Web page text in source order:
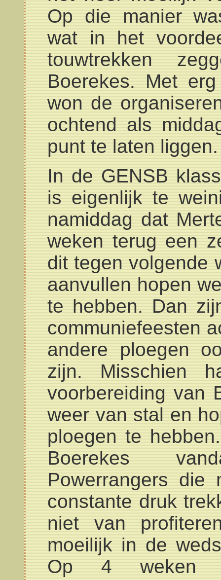
Op die manier
wat in het
touwtrekken
Boerekes. Met
won de
ochtend als
punt te laten liggen.
In de GENSB
is eigenlijk te
namiddag dat
weken terug een
dit tegen volgende
aanvullen hopen
te hebben. Dan
communiefeesten
andere ploegen
zijn. Misschien
voorbereiding van
weer van stal en
ploegen te
Boerekes
Powerrangers die
constante druk
niet van
moeilijk in de
Op 4 weken